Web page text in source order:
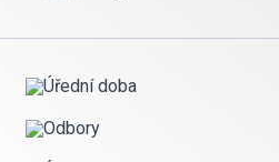
Úřední doba
Odbory